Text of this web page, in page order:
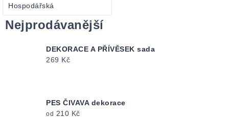
Hospodářská
Nejprodávanější
DEKORACE A PŘÍVĚSEK sada
269 Kč
PES ČIVAVA dekorace
od 210 Kč